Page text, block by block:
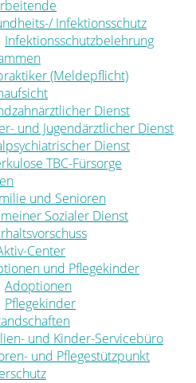
Infektionsschutz
Infektionsschutzbelehrung
(Meldepflicht)
Dienst
und Jugendärztlicher Dienst
Dienst
TBC-Fürsorge
und Senioren
Sozialer Dienst
Center
und Pflegekinder
Adoptionen
Pflegekinder
und Kinder-Servicebüro
und Pflegestützpunkt